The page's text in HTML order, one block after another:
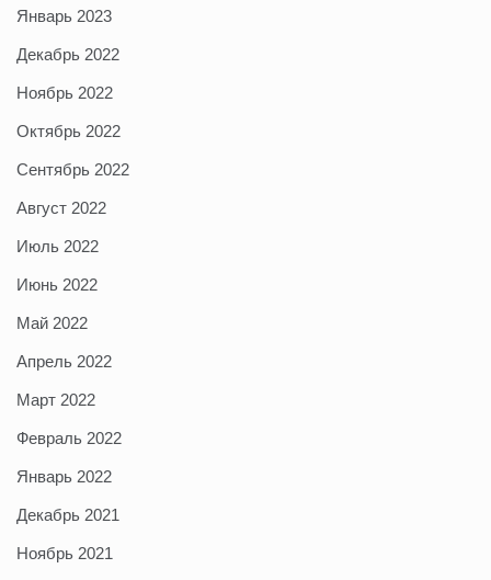
Январь 2023
Декабрь 2022
Ноябрь 2022
Октябрь 2022
Сентябрь 2022
Август 2022
Июль 2022
Июнь 2022
Май 2022
Апрель 2022
Март 2022
Февраль 2022
Январь 2022
Декабрь 2021
Ноябрь 2021